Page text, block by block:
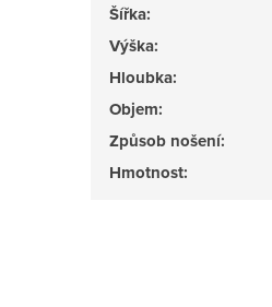
Šířka:
Výška:
Hloubka:
Objem:
Způsob nošení:
Hmotnost: